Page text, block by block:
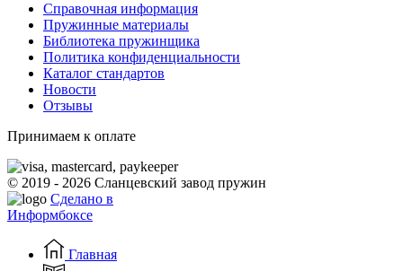
Справочная информация
Пружинные материалы
Библиотека пружинщика
Политика конфиденциальности
Каталог стандартов
Новости
Отзывы
Принимаем к оплате
© 2019 - 2026 Сланцевский завод пружин
Сделано в
Информбоксе
Главная